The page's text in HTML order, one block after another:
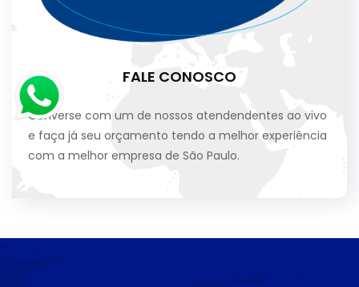
FALE CONOSCO
Converse com um de nossos atendendentes ao vivo
e faça já seu orçamento tendo a melhor experiência
com a melhor empresa de São Paulo.